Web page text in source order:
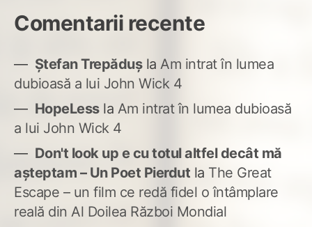
Comentarii recente
Ștefan Trepădușla Am intrat în lumea
dubioasă a lui John Wick 4
HopeLessla Am intrat în lumea dubioasă
a lui John Wick 4
Don't look up e cu totul altfel decât mă
așteptam – Un Poet Pierdut la The Great
Escape – un film ce redă fidel o întâmplare
reală din Al Doilea Război Mondial